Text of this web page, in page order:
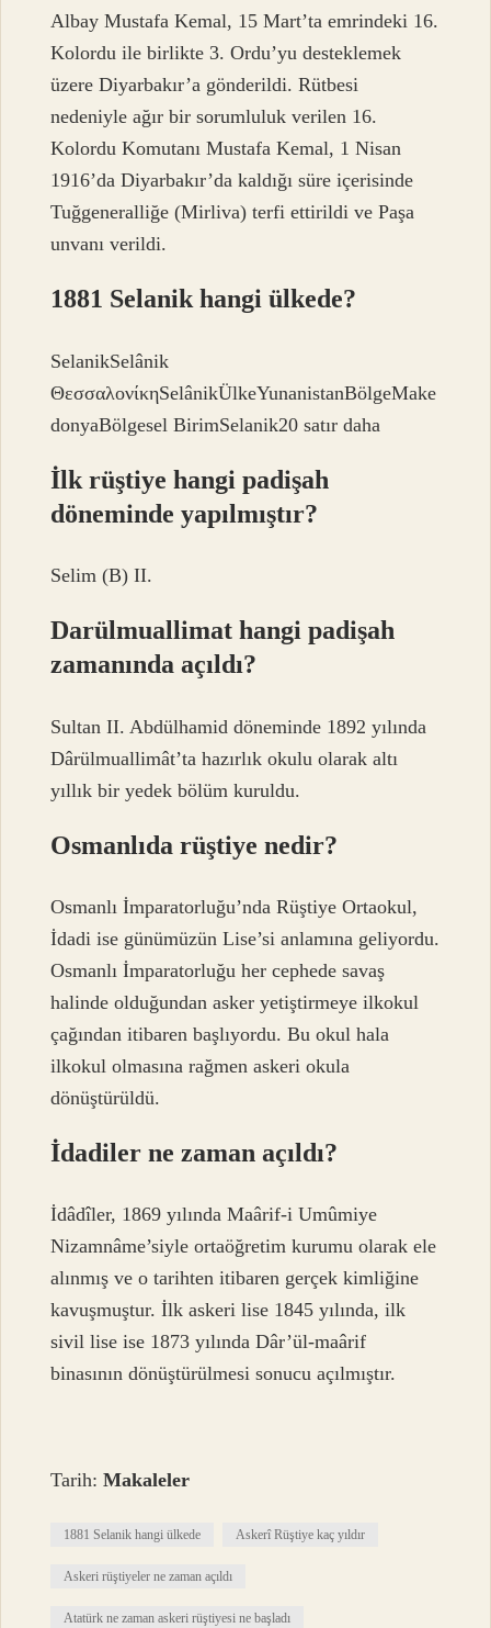
Albay Mustafa Kemal, 15 Mart’ta emrindeki 16.
Kolordu ile birlikte 3. Ordu’yu desteklemek
üzere Diyarbakır’a gönderildi. Rütbesi
nedeniyle ağır bir sorumluluk verilen 16.
Kolordu Komutanı Mustafa Kemal, 1 Nisan
1916’da Diyarbakır’da kaldığı süre içerisinde
Tuğgeneralliğe (Mirliva) terfi ettirildi ve Paşa
unvanı verildi.
1881 Selanik hangi ülkede?
SelanikSelânik
ΘεσσαλονίκηSelânikÜlkeYunanistanBölgeMake
donyaBölgesel BirimSelanik20 satır daha
İlk rüştiye hangi padişah
döneminde yapılmıştır?
Selim (B) II.
Darülmuallimat hangi padişah
zamanında açıldı?
Sultan II. Abdülhamid döneminde 1892 yılında
Dârülmuallimât’ta hazırlık okulu olarak altı
yıllık bir yedek bölüm kuruldu.
Osmanlıda rüştiye nedir?
Osmanlı İmparatorluğu’nda Rüştiye Ortaokul,
İdadi ise günümüzün Lise’si anlamına geliyordu.
Osmanlı İmparatorluğu her cephede savaş
halinde olduğundan asker yetiştirmeye ilkokul
çağından itibaren başlıyordu. Bu okul hala
ilkokul olmasına rağmen askeri okula
dönüştürüldü.
İdadiler ne zaman açıldı?
İdâdîler, 1869 yılında Maârif-i Umûmiye
Nizamnâme’siyle ortaöğretim kurumu olarak ele
alınmış ve o tarihten itibaren gerçek kimliğine
kavuşmuştur. İlk askeri lise 1845 yılında, ilk
sivil lise ise 1873 yılında Dâr’ül-maârif
binasının dönüştürülmesi sonucu açılmıştır.
Tarih:Makaleler
1881 Selanik hangi ülkede Askerî Rüştiye kaç yıldır
Askeri rüştiyeler ne zaman açıldı
Atatürk ne zaman askeri rüştiyesi ne başladı